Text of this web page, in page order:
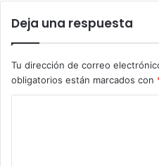
Deja una respuesta
Tu dirección de correo
obligatorios están marcados con